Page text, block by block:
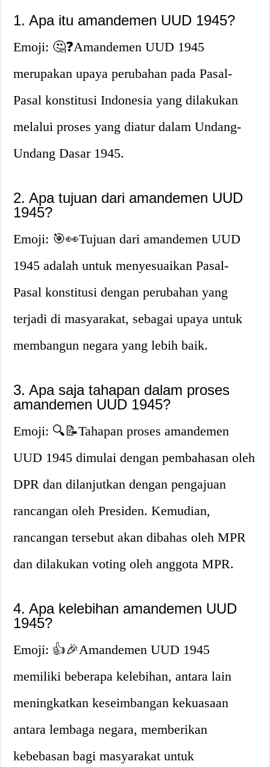
1. Apa itu amandemen UUD 1945?
Emoji: 🤔❓Amandemen UUD 1945
merupakan upaya perubahan pada Pasal-
Pasal konstitusi Indonesia yang dilakukan
melalui proses yang diatur dalam Undang-
Undang Dasar 1945.
2. Apa tujuan dari amandemen UUD
1945?
Emoji: 🎯👀Tujuan dari amandemen UUD
1945 adalah untuk menyesuaikan Pasal-
Pasal konstitusi dengan perubahan yang
terjadi di masyarakat, sebagai upaya untuk
membangun negara yang lebih baik.
3. Apa saja tahapan dalam proses
amandemen UUD 1945?
Emoji: 🔍📝Tahapan proses amandemen
UUD 1945 dimulai dengan pembahasan oleh
DPR dan dilanjutkan dengan pengajuan
rancangan oleh Presiden. Kemudian,
rancangan tersebut akan dibahas oleh MPR
dan dilakukan voting oleh anggota MPR.
4. Apa kelebihan amandemen UUD
1945?
Emoji: 👍🎉Amandemen UUD 1945
memiliki beberapa kelebihan, antara lain
meningkatkan keseimbangan kekuasaan
antara lembaga negara, memberikan
kebebasan bagi masyarakat untuk